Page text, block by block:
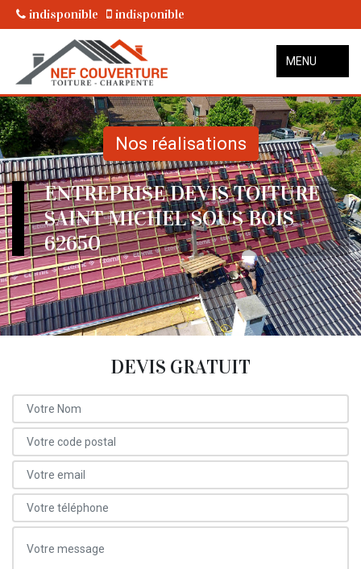
indisponible indisponible
MENU
Nos réalisations
ENTREPRISE DEVIS TOITURE
SAINT MICHEL SOUS BOIS
62650
DEVIS GRATUIT